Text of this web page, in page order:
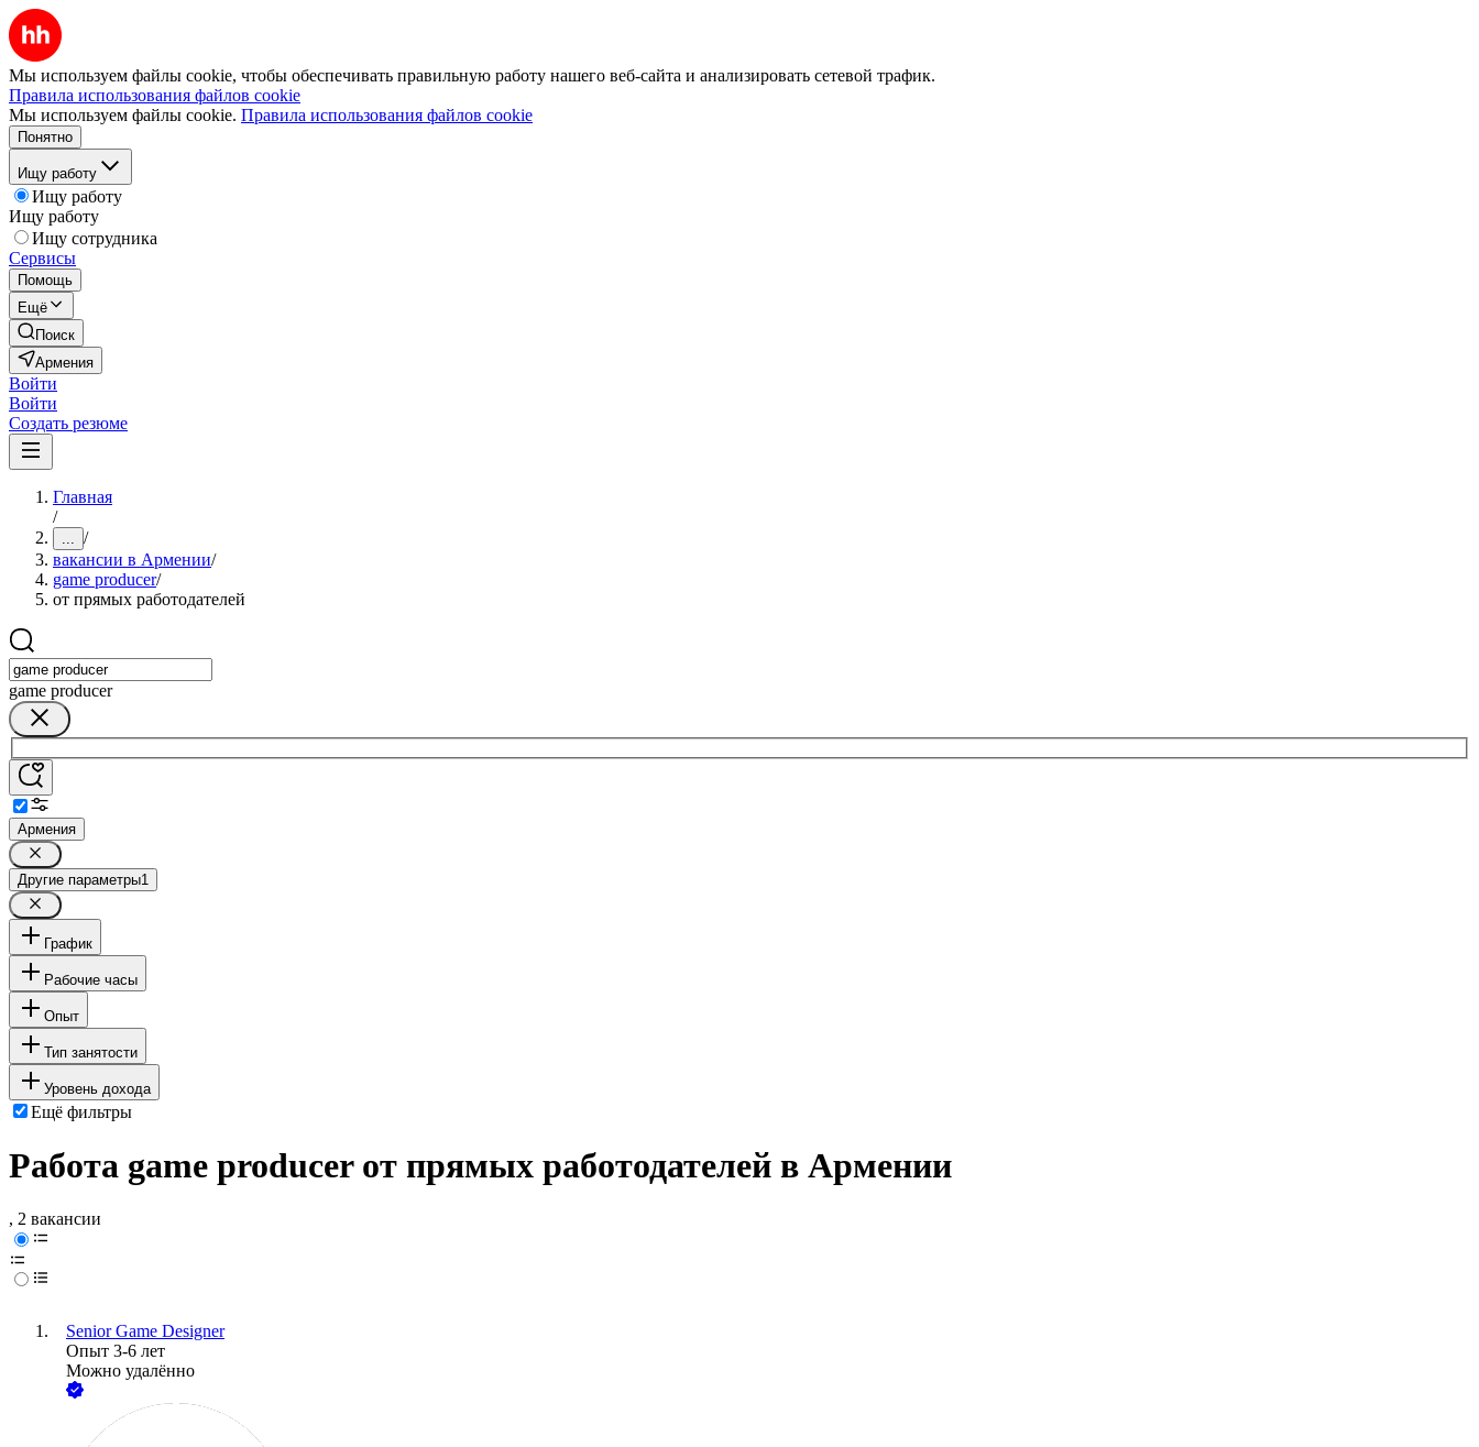
Мы используем файлы cookie, чтобы обеспечивать правильную работу нашего веб-сайта и анализировать сетевой трафик.
Правила использования файлов cookie
Мы используем файлы cookie. Правила использования файлов cookie
Понятно
Ищу работу
Ищу работу
Ищу работу
Ищу сотрудника
Сервисы
Помощь
Ещё
Поиск
Армения
Войти
Войти
Создать резюме
Главная
/
... /
вакансии в Армении/
game producer/
от прямых работодателей
game producer
Армения
Другие параметры1
График
Рабочие часы
Опыт
Тип занятости
Уровень дохода
Ещё фильтры
Работа game producer от прямых работодателей в Армении
, 2 вакансии
Senior Game Designer
Опыт 3-6 лет
Можно удалённо